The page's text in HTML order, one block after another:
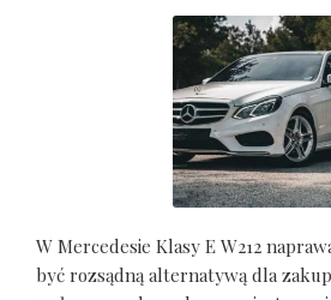
W Mercedesie Klasy E W212
być rozsądną alternatywą dla